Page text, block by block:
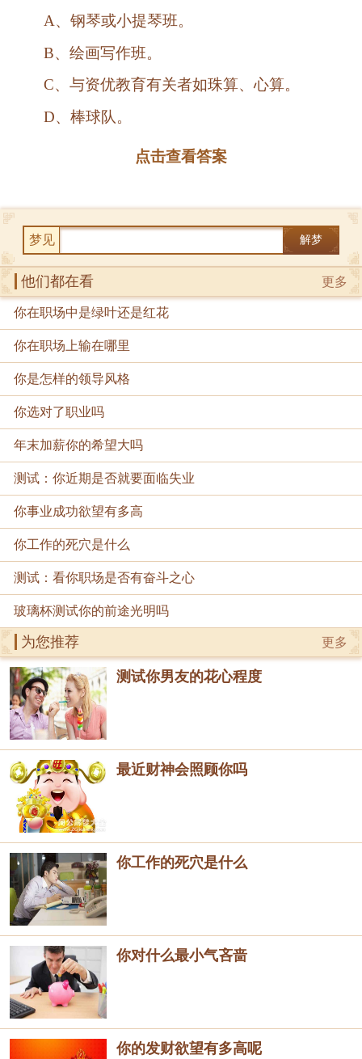
A、钢琴或小提琴班。
B、绘画写作班。
C、与资优教育有关者如珠算、心算。
D、棒球队。
点击查看答案
梦见 解梦
更多
他们都在看
你在职场中是绿叶还是红花
你在职场上输在哪里
你是怎样的领导风格
你选对了职业吗
年末加薪你的希望大吗
测试：你近期是否就要面临失业
你事业成功欲望有多高
你工作的死穴是什么
测试：看你职场是否有奋斗之心
玻璃杯测试你的前途光明吗
更多
为您推荐
测试你男友的花心程度
最近财神会照顾你吗
你工作的死穴是什么
你对什么最小气吝啬
你的发财欲望有多高呢